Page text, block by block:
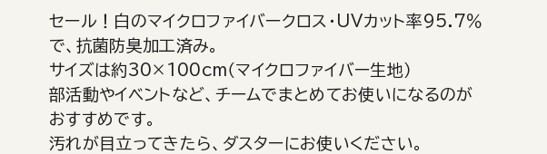
セール！白のマイクロファイバークロス・UVカット率95.7％
で、抗菌防臭加工済み。
サイズは約30×100cm（マイクロファイバー生地）
部活動やイベントなど、チームでまとめてお使いになるのが
おすすめです。
汚れが目立ってきたら、ダスターにお使いください。